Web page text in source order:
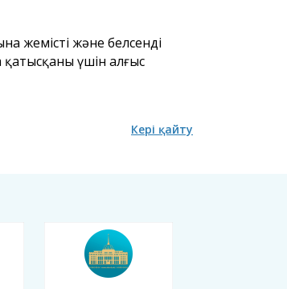
жемісті және белсенді
үшін алғыс
Кері қайту